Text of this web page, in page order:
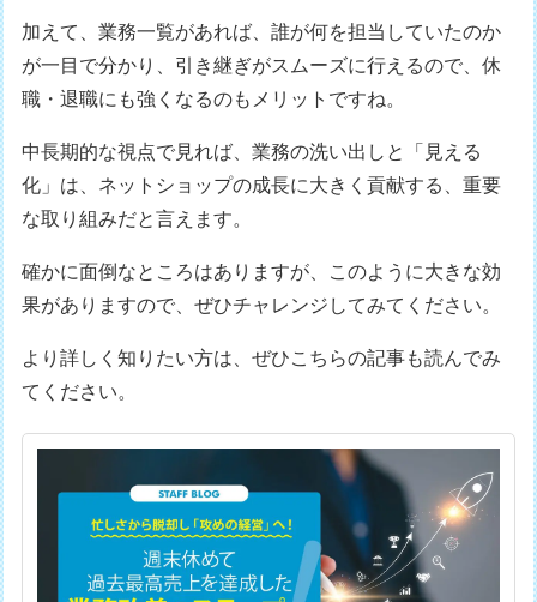
加えて、業務一覧があれば、誰が何を担当していたのか
が一目で分かり、引き継ぎがスムーズに行えるので、休
職・退職にも強くなるのもメリットですね。
中長期的な視点で見れば、業務の洗い出しと「見える
化」は、ネットショップの成長に大きく貢献する、重要
な取り組みだと言えます。
確かに面倒なところはありますが、このように大きな効
果がありますので、ぜひチャレンジしてみてください。
より詳しく知りたい方は、ぜひこちらの記事も読んでみ
てください。